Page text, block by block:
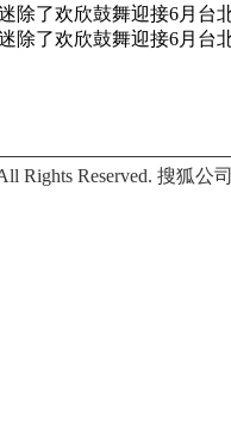
除了欢欣鼓舞迎接6月
除了欢欣鼓舞迎接6月
Rights Reserved. 搜狐公司